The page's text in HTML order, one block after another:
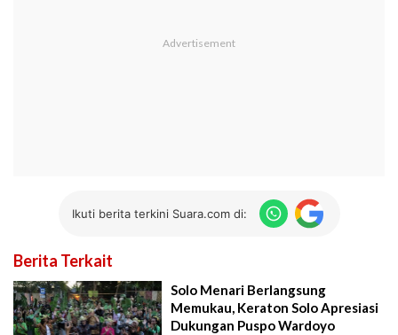
Ikuti berita terkini Suara.com di:
Berita Terkait
Solo Menari Berlangsung
Memukau, Keraton Solo Apresiasi
Dukungan Puspo Wardoyo